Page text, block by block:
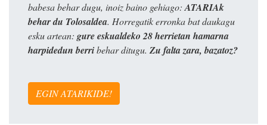
babesa behar dugu, inoiz baino gehiago: ATARIAk
behar du Tolosaldea. Horregatik erronka bat daukagu
esku artean: gure eskualdeko 28 herrietan hamarna
harpidedun berribehar ditugu. Zu falta zara, bazatoz?
EGIN ATARIKIDE!